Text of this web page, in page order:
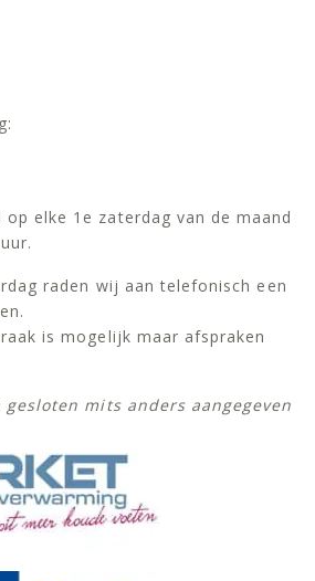
elke 1e zaterdag van de maand
raden wij aan telefonisch een
is mogelijk maar afspraken
mits anders aangegeven